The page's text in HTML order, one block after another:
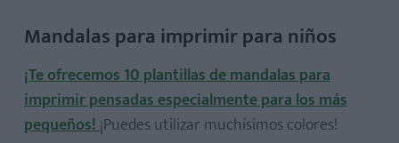
Mandalas para imprimir para niños
¡Te ofrecemos 10 plantillas de mandalas para
imprimir pensadas especialmente para los más
pequeños!¡Puedes utilizar muchísimos colores!